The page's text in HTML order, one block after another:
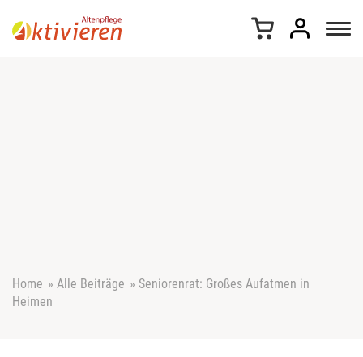
Home » Alle Beiträge » Seniorenrat: Großes Aufatmen in
Heimen